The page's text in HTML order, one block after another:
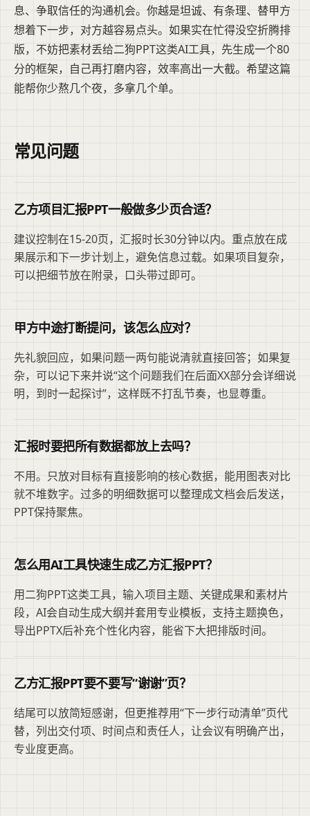
息、争取信任的沟通机会。你越是坦诚、有条理、替甲方
想着下一步，对方越容易点头。如果实在忙得没空折腾排
版，不妨把素材丢给二狗PPT这类AI工具，先生成一个80
分的框架，自己再打磨内容，效率高出一大截。希望这篇
能帮你少熬几个夜，多拿几个单。
常见问题
乙方项目汇报PPT一般做多少页合适？
建议控制在15-20页，汇报时长30分钟以内。重点放在成
果展示和下一步计划上，避免信息过载。如果项目复杂，
可以把细节放在附录，口头带过即可。
甲方中途打断提问，该怎么应对？
先礼貌回应，如果问题一两句能说清就直接回答；如果复
杂，可以记下来并说“这个问题我们在后面XX部分会详细说
明，到时一起探讨”，这样既不打乱节奏，也显尊重。
汇报时要把所有数据都放上去吗？
不用。只放对目标有直接影响的核心数据，能用图表对比
就不堆数字。过多的明细数据可以整理成文档会后发送，
PPT保持聚焦。
怎么用AI工具快速生成乙方汇报PPT？
用二狗PPT这类工具，输入项目主题、关键成果和素材片
段，AI会自动生成大纲并套用专业模板，支持主题换色，
导出PPTX后补充个性化内容，能省下大把排版时间。
乙方汇报PPT要不要写“谢谢”页？
结尾可以放简短感谢，但更推荐用“下一步行动清单”页代
替，列出交付项、时间点和责任人，让会议有明确产出，
专业度更高。